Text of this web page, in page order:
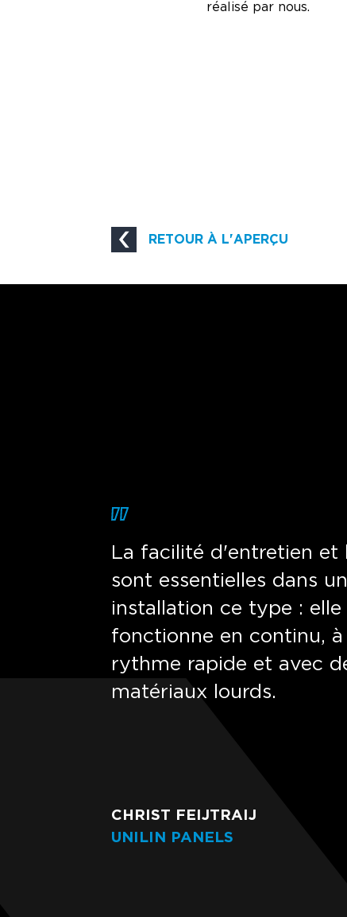
réalisé par nous.
RETOUR À L'APERÇU
La facilité d'entretien et
sont essentielles dans
installation ce type : elle
fonctionne en continu, à
rythme rapide et avec
matériaux lourds.
CHRIST FEIJTRAIJ
UNILIN PANELS